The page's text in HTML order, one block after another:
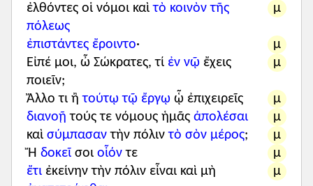
δημιούργησε σχολή στους κήπους του
Ακάδημου, την περίφημη Ακαδημία.
Βασική του πεποίθηση ήταν ότι μόνο
μέσα από τη φιλοσοφία οι πολιτικοί θα
μπορούσαν να βρουν τον σωστό δρόμο.
Η απογοήτευσή του από την πολιτική
κατάσταση της πατρίδας του –η οποία
είχε καταδικάσει σε θάνατο έναν
Σωκράτη– τον ώθησε να αναζητήσει
άλλες πολιτείες για να εφαρμόσει τις
μ
ἐλθόντες οἱ νόμοι καὶτὸ κοινὸν τῆς
πόλεως
μ
ἐπιστάντες ἔροιντο·
μ
Εἰπέ μοι, ὦ Σώκρατες, τί ἐν νῷ ἔχεις
ποιεῖν;
μ
Ἄλλο τι ἢτούτῳ τῷ ἔργῳ ᾧ ἐπιχειρεῖς
μ
διανοῇ τούς τε νόμους ἡμᾶς ἀπολέσαι
μ
καὶ σύμπασαν τὴν πόλιντὸ σὸν μέρος;
μ
Ἤ δοκεῖ σοι οἷόν τε
μ
ἔτι ἐκείνην τὴν πόλιν εἶναι καὶ μὴ